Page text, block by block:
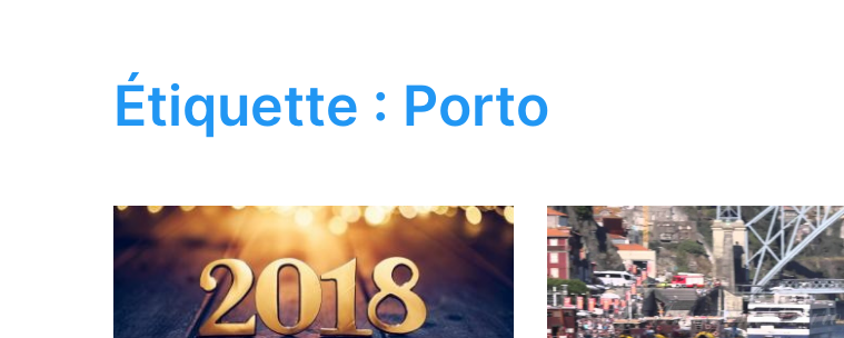
Étiquette : Porto